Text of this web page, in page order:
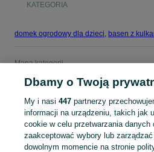
KATEGORIA
domek ogrodowy dla dzieci, basen z
Mapa kategorii
Mapa miejscowości
Popularne wyszukiwania
Dbamy o Twoją
My i nasi447 partnerzy
informacji na urządzeniu, takich jak
cookie w celu przetwarzania
zaakceptować wybory lub
dowolnym momencie na stronie